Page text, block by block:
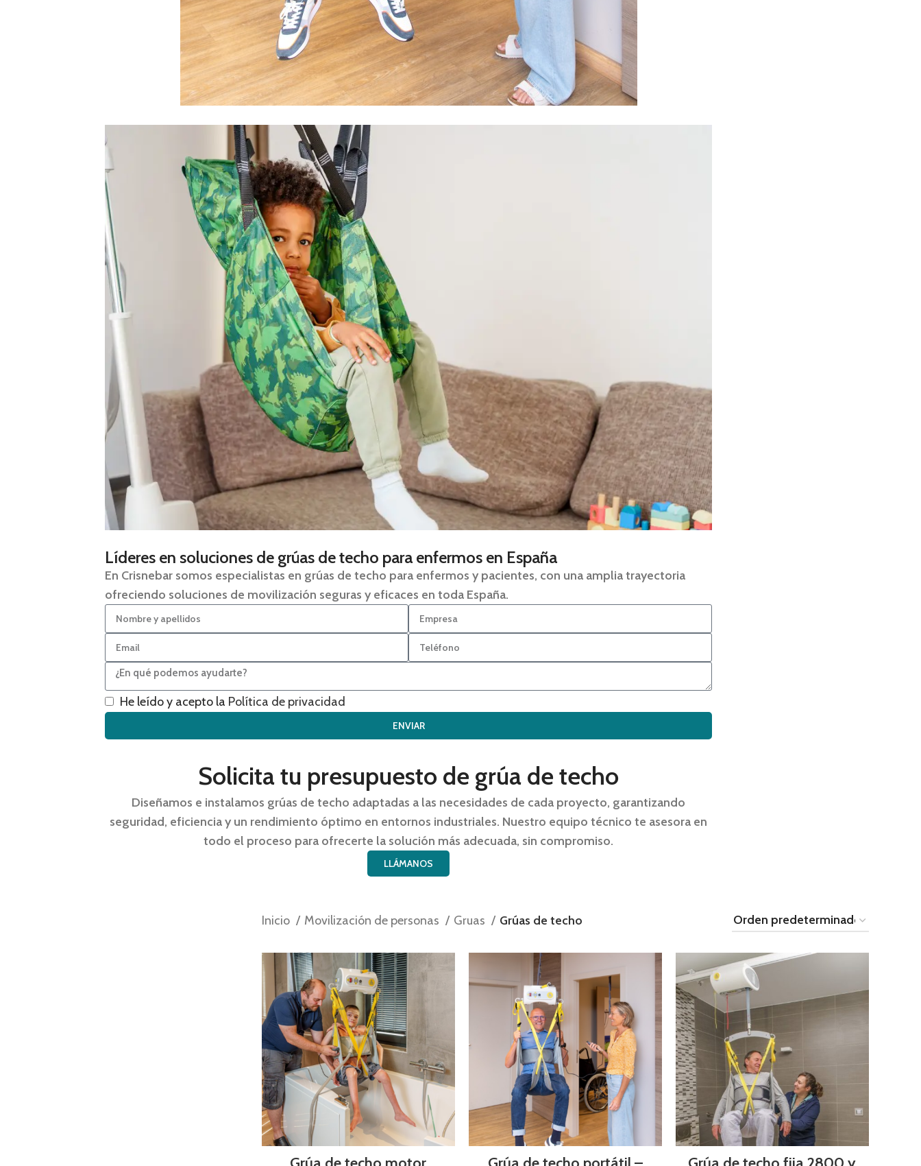
Líderes en soluciones de grúas de techo para enfermos en España
En Crisnebar somos especialistas en grúas de techo para enfermos y pacientes, con una amplia trayectoria
ofreciendo soluciones de movilización seguras y eficaces en toda España.
He leído y acepto la Política de privacidad
ENVIAR
Solicita tu presupuesto de grúa de techo
Diseñamos e instalamos grúas de techo adaptadas a las necesidades de cada proyecto, garantizando
seguridad, eficiencia y un rendimiento óptimo en entornos industriales. Nuestro equipo técnico te asesora en
todo el proceso para ofrecerte la solución más adecuada, sin compromiso.
LLÁMANOS
Inicio Movilización de personas Gruas Grúas de techo